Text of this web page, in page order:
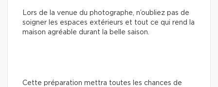
Lors de la venue du photographe, n’oubliez pas de
soigner les espaces extérieurs et tout ce qui rend la
maison agréable durant la belle saison.
Cette préparation mettra toutes les chances de